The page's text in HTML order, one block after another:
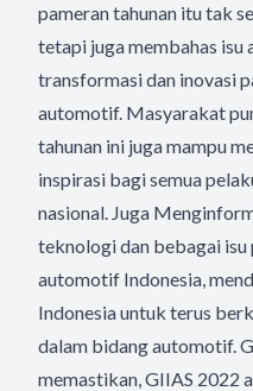
pameran tahunan itu tak
tetapi juga membahas
transformasi dan inovasi
automotif. Masyarakat
tahunan ini juga mampu
inspirasi bagi semua
nasional. Juga
teknologi dan bebagai
automotif Indonesia,
Indonesia untuk terus
dalam bidang automotif.
memastikan, GIIAS 2022